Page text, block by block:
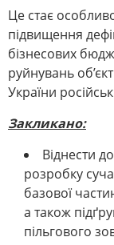
Це стає
підвищення
бізнесових
руйнувань
України
Закликано:
Віднести
розробку
базової
а також
пільгового